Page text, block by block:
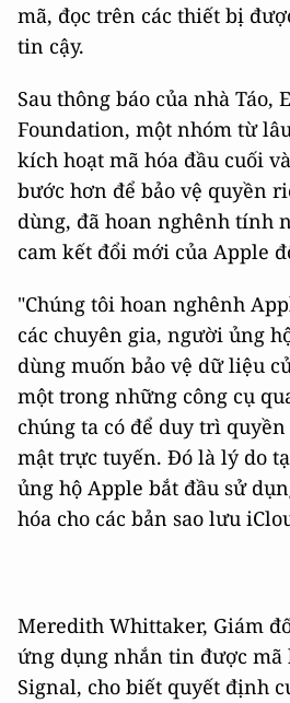
mã, đọc trên các thiết bị
tin cậy.
Sau thông báo của nhà
Foundation, một nhóm từ
kích hoạt mã hóa đầu cuối
bước hơn để bảo vệ quyền
dùng, đã hoan nghênh tính
cam kết đổi mới của Apple
"Chúng tôi hoan nghênh
các chuyên gia, người ủng
dùng muốn bảo vệ dữ liệu
một trong những công cụ
chúng ta có để duy trì
mật trực tuyến. Đó là lý do
ủng hộ Apple bắt đầu sử
hóa cho các bản sao lưu
Meredith Whittaker, Giám
ứng dụng nhắn tin được mã
Signal, cho biết quyết định